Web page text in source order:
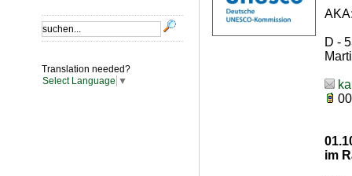
Translation needed?
Select Language ▼
D -
im